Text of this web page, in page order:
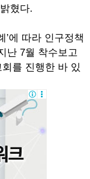
혔다.
’에 따라 인구정책
난 7월 착수보고
를 진행한 바 있